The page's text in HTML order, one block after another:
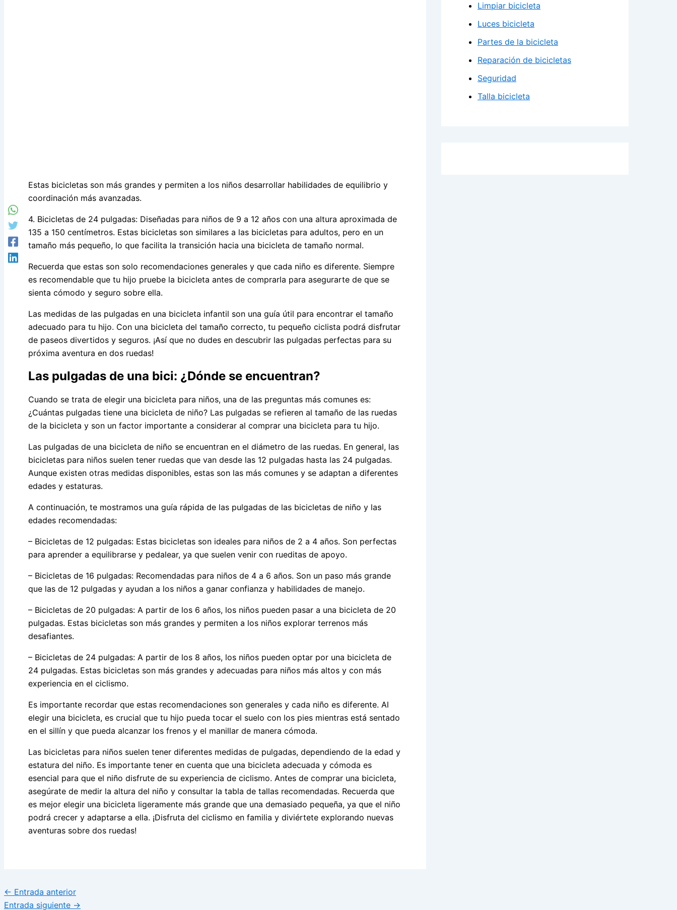
Estas bicicletas son más grandes y permiten a los niños desarrollar habilidades de equilibrio y
coordinación más avanzadas.
4. Bicicletas de 24 pulgadas: Diseñadas para niños de 9 a 12 años con una altura aproximada de
135 a 150 centímetros. Estas bicicletas son similares a las bicicletas para adultos, pero en un
tamaño más pequeño, lo que facilita la transición hacia una bicicleta de tamaño normal.
Recuerda que estas son solo recomendaciones generales y que cada niño es diferente. Siempre
es recomendable que tu hijo pruebe la bicicleta antes de comprarla para asegurarte de que se
sienta cómodo y seguro sobre ella.
Las medidas de las pulgadas en una bicicleta infantil son una guía útil para encontrar el tamaño
adecuado para tu hijo. Con una bicicleta del tamaño correcto, tu pequeño ciclista podrá disfrutar
de paseos divertidos y seguros. ¡Así que no dudes en descubrir las pulgadas perfectas para su
próxima aventura en dos ruedas!
Las pulgadas de una bici: ¿Dónde se encuentran?
Cuando se trata de elegir una bicicleta para niños, una de las preguntas más comunes es:
¿Cuántas pulgadas tiene una bicicleta de niño? Las pulgadas se refieren al tamaño de las ruedas
de la bicicleta y son un factor importante a considerar al comprar una bicicleta para tu hijo.
Las pulgadas de una bicicleta de niño se encuentran en el diámetro de las ruedas. En general, las
bicicletas para niños suelen tener ruedas que van desde las 12 pulgadas hasta las 24 pulgadas.
Aunque existen otras medidas disponibles, estas son las más comunes y se adaptan a diferentes
edades y estaturas.
A continuación, te mostramos una guía rápida de las pulgadas de las bicicletas de niño y las
edades recomendadas:
– Bicicletas de 12 pulgadas: Estas bicicletas son ideales para niños de 2 a 4 años. Son perfectas
para aprender a equilibrarse y pedalear, ya que suelen venir con rueditas de apoyo.
– Bicicletas de 16 pulgadas: Recomendadas para niños de 4 a 6 años. Son un paso más grande
que las de 12 pulgadas y ayudan a los niños a ganar confianza y habilidades de manejo.
– Bicicletas de 20 pulgadas: A partir de los 6 años, los niños pueden pasar a una bicicleta de 20
pulgadas. Estas bicicletas son más grandes y permiten a los niños explorar terrenos más
desafiantes.
– Bicicletas de 24 pulgadas: A partir de los 8 años, los niños pueden optar por una bicicleta de
24 pulgadas. Estas bicicletas son más grandes y adecuadas para niños más altos y con más
experiencia en el ciclismo.
Es importante recordar que estas recomendaciones son generales y cada niño es diferente. Al
elegir una bicicleta, es crucial que tu hijo pueda tocar el suelo con los pies mientras está sentado
en el sillín y que pueda alcanzar los frenos y el manillar de manera cómoda.
Las bicicletas para niños suelen tener diferentes medidas de pulgadas, dependiendo de la edad y
estatura del niño. Es importante tener en cuenta que una bicicleta adecuada y cómoda es
esencial para que el niño disfrute de su experiencia de ciclismo. Antes de comprar una bicicleta,
asegúrate de medir la altura del niño y consultar la tabla de tallas recomendadas. Recuerda que
es mejor elegir una bicicleta ligeramente más grande que una demasiado pequeña, ya que el niño
podrá crecer y adaptarse a ella. ¡Disfruta del ciclismo en familia y diviértete explorando nuevas
aventuras sobre dos ruedas!
← Entrada anterior
Entrada siguiente →
Limpiar bicicleta
Luces bicicleta
Partes de la bicicleta
Reparación de bicicletas
Seguridad
Talla bicicleta